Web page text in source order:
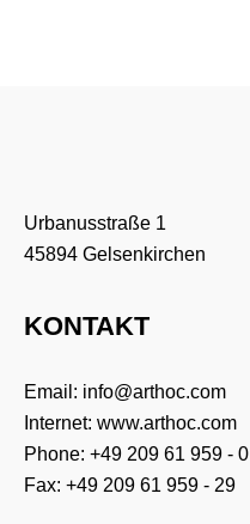
Urbanusstraße 1
45894 Gelsenkirchen
KONTAKT
Email: info@arthoc.com
Internet: www.arthoc.com
Phone: +49 209 61 959 - 0
Fax: +49 209 61 959 - 29